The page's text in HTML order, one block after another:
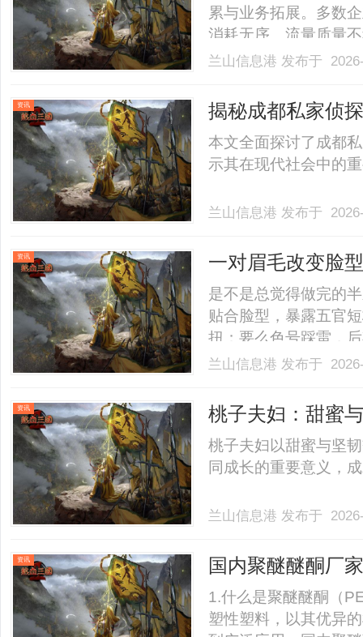
累与业务拓展。多数
消耗无序、流量质量
费，但有效咨询增量
化流量结构与预算分
准.........
兰山信息港 发布于
资讯 揭秘成都私家侦
本文全面探讨了成都
示其在现代社会中的
兰山信息港 发布于
资讯
一对眉毛改变脸
性眉形解法！久
是不是总觉得做完的
贴合脸型，暴露五官
扭；要么色号踩雷，
照搬模板，而是精准
廓、测试五官曲直量
一.........
兰山信息港 发布于
资讯 桃子夫妇：甜蜜
桃子夫妇以甜蜜与坚
同成长的重要意义，
兰山信息港 发布于
资讯 国内聚醚醚酮厂
1.什么是聚醚醚酮（
塑性塑料，以其优异